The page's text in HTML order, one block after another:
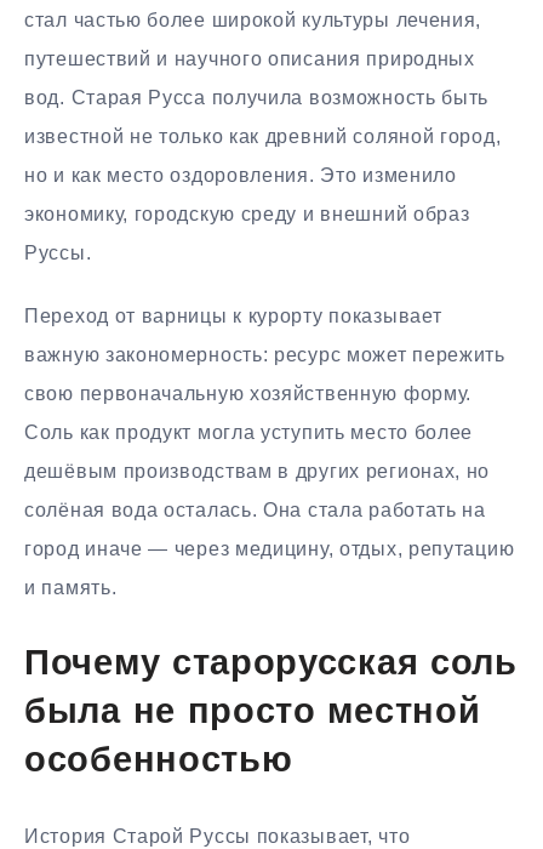
стал частью более широкой культуры лечения,
путешествий и научного описания природных
вод. Старая Русса получила возможность быть
известной не только как древний соляной город,
но и как место оздоровления. Это изменило
экономику, городскую среду и внешний образ
Руссы.
Переход от варницы к курорту показывает
важную закономерность: ресурс может пережить
свою первоначальную хозяйственную форму.
Соль как продукт могла уступить место более
дешёвым производствам в других регионах, но
солёная вода осталась. Она стала работать на
город иначе — через медицину, отдых, репутацию
и память.
Почему старорусская соль
была не просто местной
особенностью
История Старой Руссы показывает, что